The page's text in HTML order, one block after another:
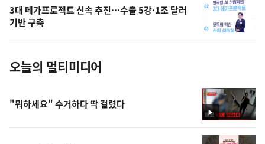
사
진
3대 메가프로젝트 신속 추진…수출 5강·1조 달러
기반 구축
오늘의 멀티미디어
영
상
"뭐하세요" 수거하다 딱 걸렸다